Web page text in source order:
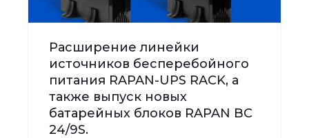
Расширение линейки
источников бесперебойного
питания RAPAN-UPS RACK, а
также выпуск новых
батарейных блоков RAPAN BC
24/9S.